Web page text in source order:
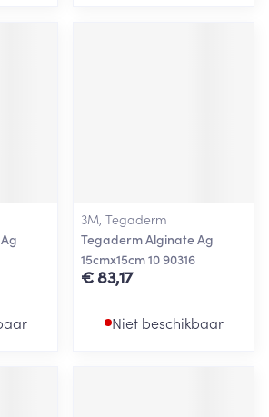
3M, Tegaderm
Tegaderm Alginate Ag
15cmx15cm 10 90316
€ 83,17
Niet beschikbaar